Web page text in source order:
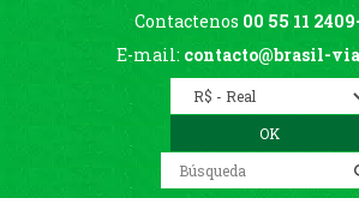
Contactenos 00 55 11
E-mail: contacto@brasil-